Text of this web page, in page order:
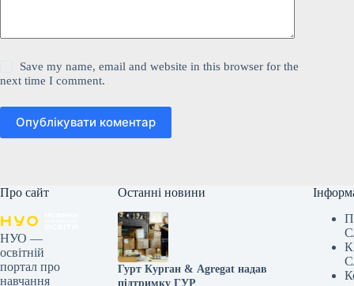
Save my name, email and website in this browser for the
next time I comment.
Опублікувати коментар
Про сайт
НУО —
освітній
портал про
навчання
Останні новини
Гурт Курган & Agregat надав
підтримку ГУР